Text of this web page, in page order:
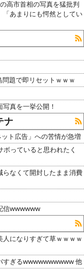
高市首相の写真を猛批判
「あまりにも愕然としてい
題で即リセットｗｗｗ
真を一挙公開！
ナ
ト広告」への苦情が急増
っていると思われたく
なくて開封したまま消費
信wwwwww
人になりすぎて草ｗｗｗｗ
すぎるwwwwwwwwww 他